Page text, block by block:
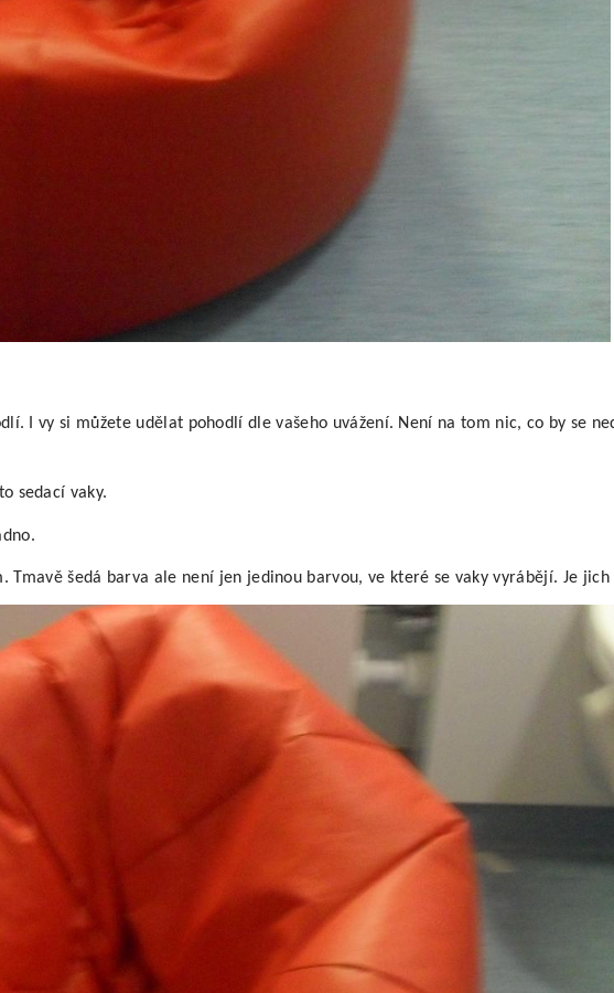
I vy si můžete udělat pohodlí dle vašeho uvážení. Není na tom nic, co by se
sedací vaky.
Tmavě šedá barva ale není jen jedinou barvou, ve které se vaky vyrábějí. Je